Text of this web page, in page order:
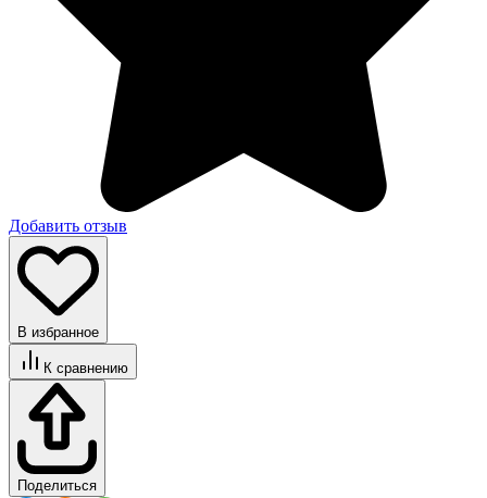
Добавить отзыв
В избранное
К сравнению
Поделиться